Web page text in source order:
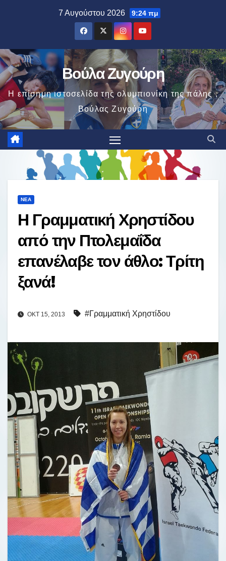
7 Αυγούστου 2026 9:24 πμ
Βούλα Ζυγούρη
Η επίσημη ιστοσελίδα της ολυμπιονίκη της πάλης ,
Βούλας Ζυγούρη
ΝΈΑ
Η Γραμματική Χρηστίδου
από την Πτολεμαΐδα
επανέλαβε τον άθλο: Τρίτη
ξανά!
ΟΚΤ 15, 2013 #Γραμματική Χρηστίδου